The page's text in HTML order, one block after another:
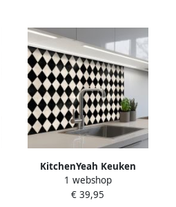
fornuis
KitchenYeah Keuken
achterwand 80x60 cm
Spatscherm zelfklevend
1 webshop
€ 39,95